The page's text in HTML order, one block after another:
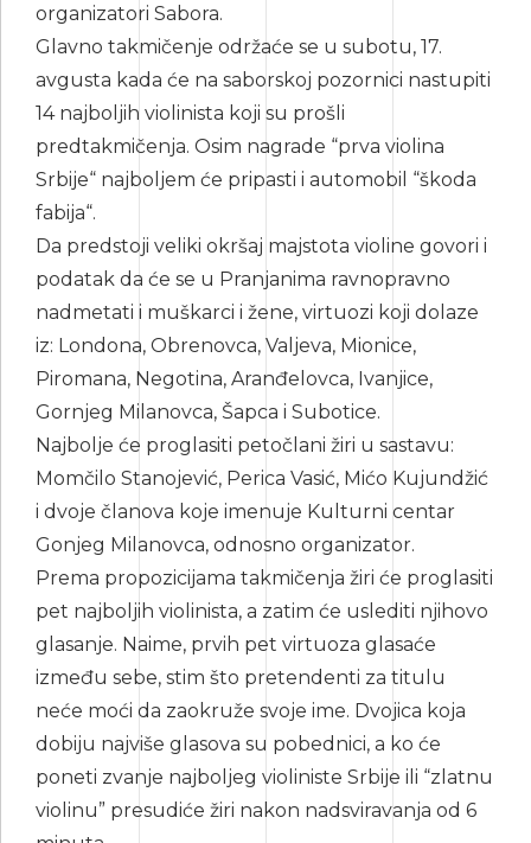
organizatori Sabora.
Glavno takmičenje održaće se u subotu, 17.
avgusta kada će na saborskoj pozornici nastupiti
14 najboljih violinista koji su prošli
predtakmičenja. Osim nagrade “prva violina
Srbije“ najboljem će pripasti i automobil “škoda
fabija“.
Da predstoji veliki okršaj majstota violine govori i
podatak da će se u Pranjanima ravnopravno
nadmetati i muškarci i žene, virtuozi koji dolaze
iz: Londona, Obrenovca, Valjeva, Mionice,
Piromana, Negotina, Aranđelovca, Ivanjice,
Gornjeg Milanovca, Šapca i Subotice.
Najbolje će proglasiti petočlani žiri u sastavu:
Momčilo Stanojević, Perica Vasić, Mićo Kujundžić
i dvoje članova koje imenuje Kulturni centar
Gonjeg Milanovca, odnosno organizator.
Prema propozicijama takmičenja žiri će proglasiti
pet najboljih violinista, a zatim će uslediti njihovo
glasanje. Naime, prvih pet virtuoza glasaće
između sebe, stim što pretendenti za titulu
neće moći da zaokruže svoje ime. Dvojica koja
dobiju najviše glasova su pobednici, a ko će
poneti zvanje najboljeg violiniste Srbije ili “zlatnu
violinu” presudiće žiri nakon nadsviravanja od 6